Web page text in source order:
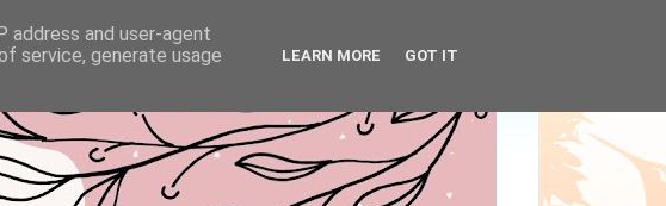
address and user-agent
service, generate usage
LEARN MORE GOT IT